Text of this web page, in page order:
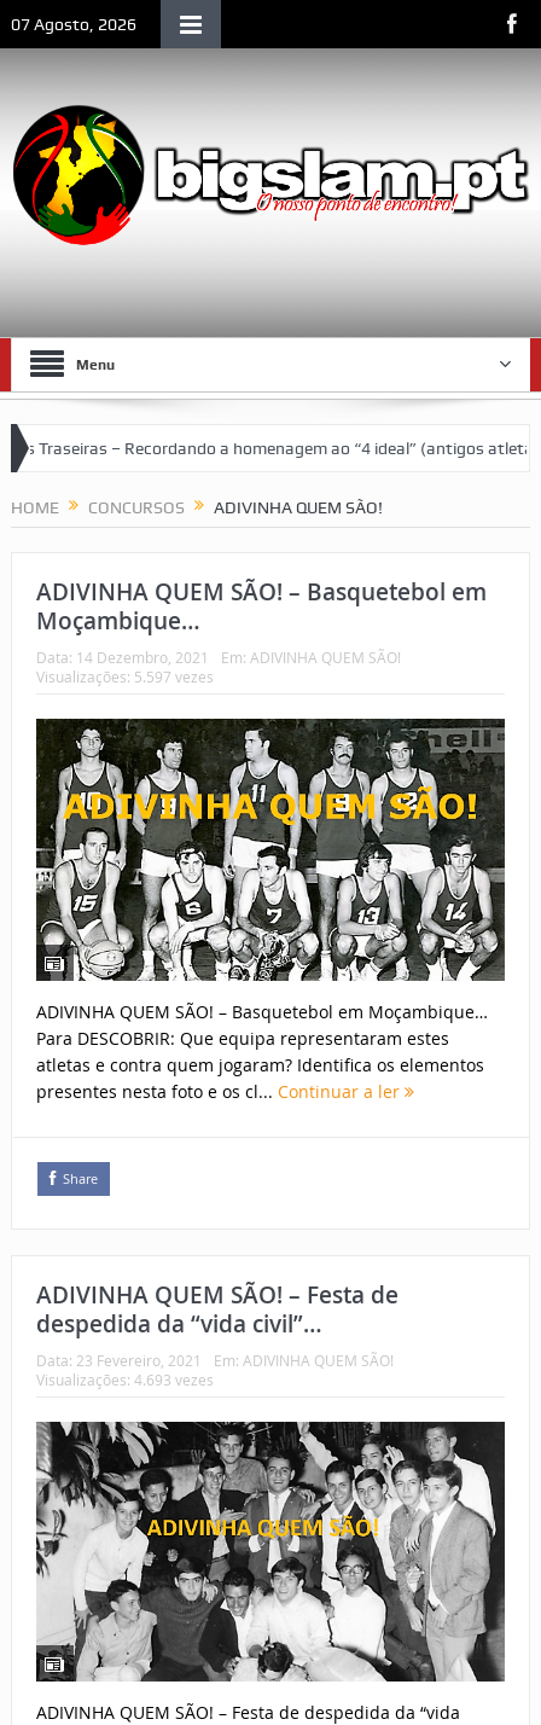
07 Agosto, 2026
Menu
– Recordando a homenagem ao “4 ideal” (antigos atletas
HOME CONCURSOS ADIVINHA QUEM SÃO!
ADIVINHA QUEM SÃO! – Basquetebol em
Moçambique…
Data: 14 Dezembro, 2021 Em: ADIVINHA QUEM SÃO!
Visualizações: 5.597 vezes
ADIVINHA QUEM SÃO! – Basquetebol em Moçambique…
Para DESCOBRIR: Que equipa representaram estes
atletas e contra quem jogaram? Identifica os elementos
presentes nesta foto e os cl... Continuar a ler
Share
ADIVINHA QUEM SÃO! – Festa de
despedida da “vida civil”…
Data: 23 Fevereiro, 2021 Em: ADIVINHA QUEM SÃO!
Visualizações: 4.693 vezes
ADIVINHA QUEM SÃO! – Festa de despedida da “vida